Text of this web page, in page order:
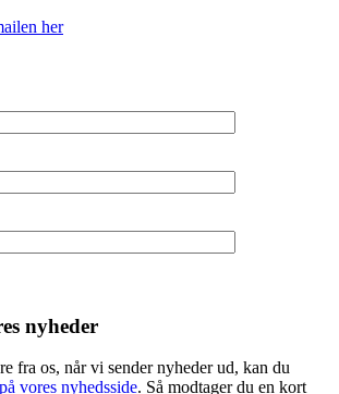
her
nyheder
fra os, når vi sender nyheder ud, kan du
vores nyhedsside. Så modtager du en kort